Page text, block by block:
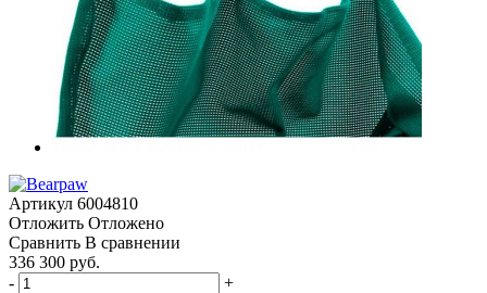
Артикул 6004810
Отложить Отложено
Сравнить В сравнении
336 300 руб.
-
+